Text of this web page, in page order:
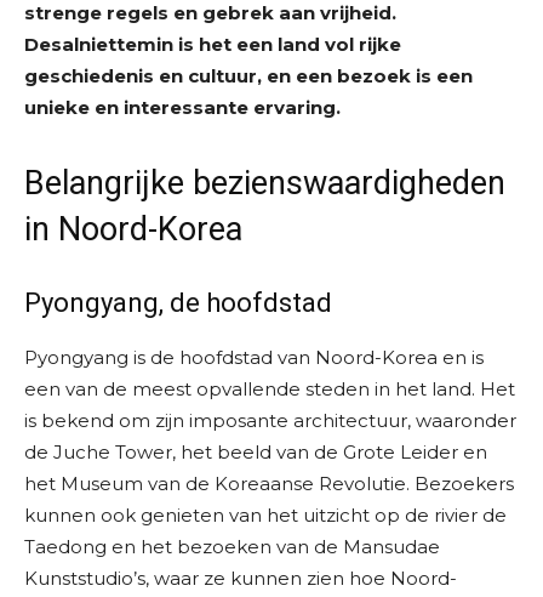
strenge regels en gebrek aan vrijheid.
Desalniettemin is het een land vol rijke
geschiedenis en cultuur, en een bezoek is een
unieke en interessante ervaring.
Belangrijke bezienswaardigheden
in Noord-Korea
Pyongyang, de hoofdstad
Pyongyang is de hoofdstad van Noord-Korea en is
een van de meest opvallende steden in het land. Het
is bekend om zijn imposante architectuur, waaronder
de Juche Tower, het beeld van de Grote Leider en
het Museum van de Koreaanse Revolutie. Bezoekers
kunnen ook genieten van het uitzicht op de rivier de
Taedong en het bezoeken van de Mansudae
Kunststudio’s, waar ze kunnen zien hoe Noord-